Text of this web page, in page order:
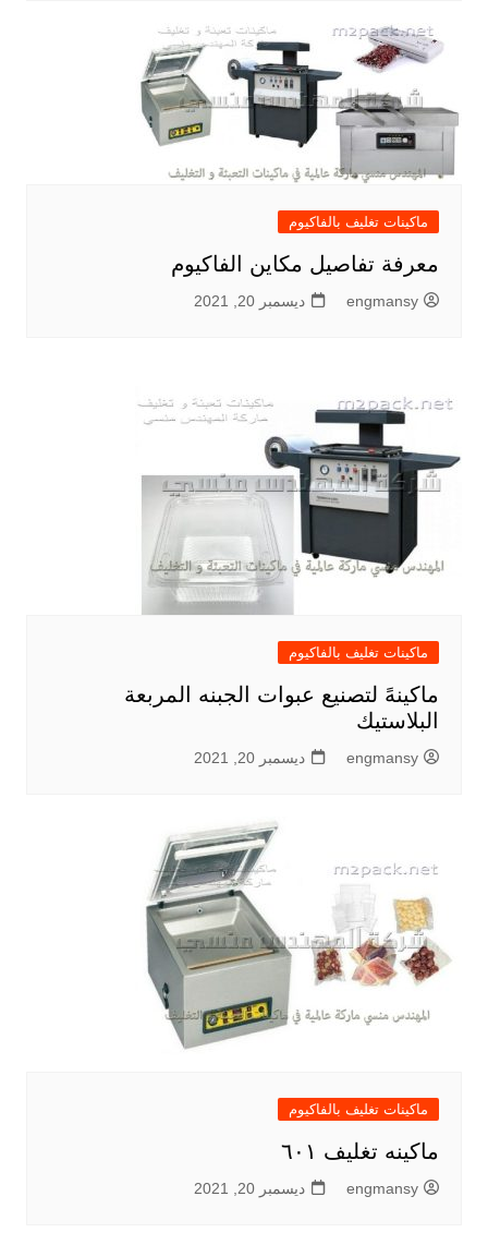
ماكينات تغليف بالفاكيوم
معرفة تفاصيل مكاين الفاكيوم
engmansy ديسمبر 20, 2021
ماكينات تغليف بالفاكيوم
ماكينهً لتصنيع عبوات الجبنه المربعة
البلاستيك
engmansy ديسمبر 20, 2021
ماكينات تغليف بالفاكيوم
ماكينه تغليف ٦٠١
engmansy ديسمبر 20, 2021